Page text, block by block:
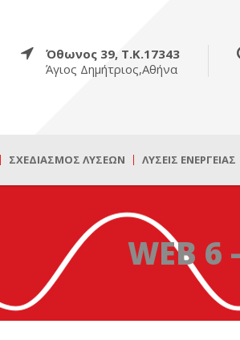
Όθωνος 39, Τ.Κ.17343
Άγιος Δημήτριος,Αθήνα
ΣΧΕΔΙΑΣΜΌΣ ΛΎΣΕΩΝ ΛΎΣΕΙΣ ΕΝΈΡΓΕΙΑΣ
WEB 6